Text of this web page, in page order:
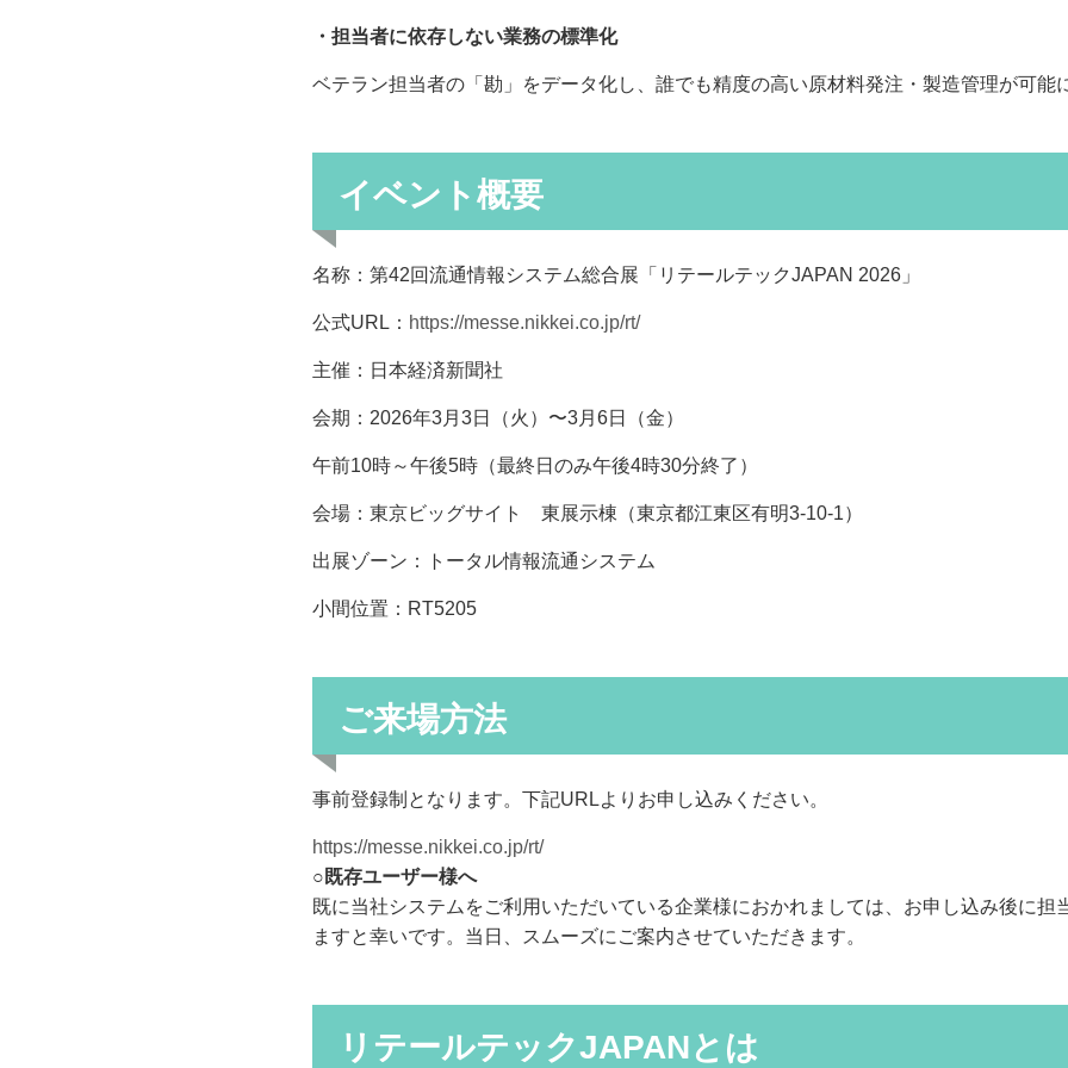
・担当者に依存しない業務の標準化
ベテラン担当者の「勘」をデータ化し、誰でも精度の高い原材料発注・製造管理が可能
イベント概要
名称：第42回流通情報システム総合展「リテールテックJAPAN 2026」
公式URL： https://messe.nikkei.co.jp/rt/
主催：日本経済新聞社
会期：2026年3月3日（火）〜3月6日（金）
午前10時～午後5時（最終日のみ午後4時30分終了）
会場：東京ビッグサイト 東展示棟（東京都江東区有明3-10-1）
出展ゾーン：トータル情報流通システム
小間位置：RT5205
ご来場方法
事前登録制となります。下記URLよりお申し込みください。
https://messe.nikkei.co.jp/rt/
○既存ユーザー様へ
既に当社システムをご利用いただいている企業様におかれましては、お申し込み後に担
ますと幸いです。当日、スムーズにご案内させていただきます。
リテールテックJAPANとは